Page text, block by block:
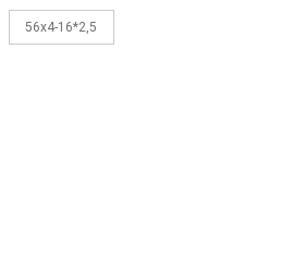
56x4-16*2,5